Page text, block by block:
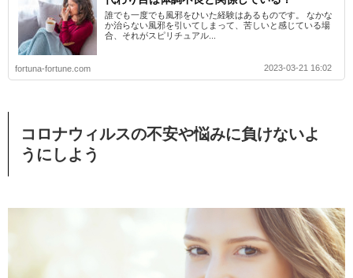
誰でも一度でも風邪をひいた経験はあるものです。 なかな
か治らない風邪を引いてしまって、苦しいと感じている場
合、それがスピリチュアル...
fortuna-fortune.com 2023-03-21 16:02
コロナウィルスの不安や悩みに負けないよ
うにしよう